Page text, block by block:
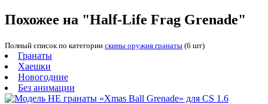
Похожее на "Half-Life Frag Grenade"
Полный список по категории скины оружия гранаты (6 шт)
Гранаты
Хаешки
Новогодние
Без анимации